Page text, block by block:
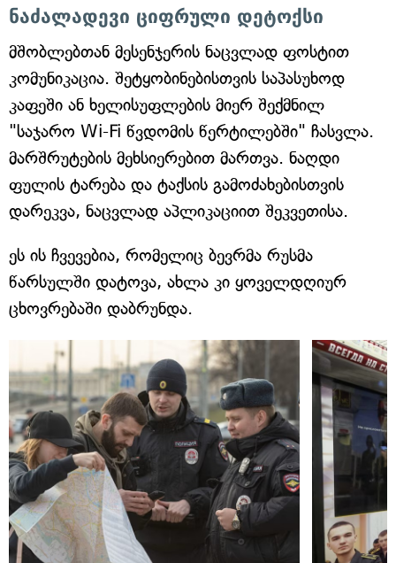
ნაძალადევი ციფრული დეტოქსი
მშობლებთან მესენჯერის ნაცვლად ფოსტით
კომუნიკაცია. შეტყობინებისთვის საპასუხოდ
კაფეში ან ხელისუფლების მიერ შექმნილ
"საჯარო Wi-Fi წვდომის წერტილებში" ჩასვლა.
მარშრუტების მეხსიერებით მართვა. ნაღდი
ფულის ტარება და ტაქსის გამოძახებისთვის
დარეკვა, ნაცვლად აპლიკაციით შეკვეთისა.
ეს ის ჩვევებია, რომელიც ბევრმა რუსმა
წარსულში დატოვა, ახლა კი ყოველდღიურ
ცხოვრებაში დაბრუნდა.